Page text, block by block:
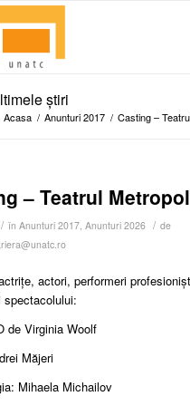
știri
Acasa / Anunturi 2017 / Casting –
– Teatrul
/ în Anunturi 2017, Anunturi 2026 / de
actori, performeri
spectacolului:
de Virginia Woolf
Măjeri
Mihaela Michailov